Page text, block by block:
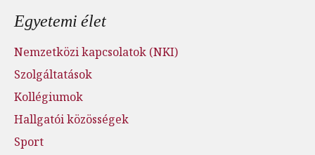
Egyetemi élet
Nemzetközi kapcsolatok (NKI)
Szolgáltatások
Kollégiumok
Hallgatói közösségek
Sport